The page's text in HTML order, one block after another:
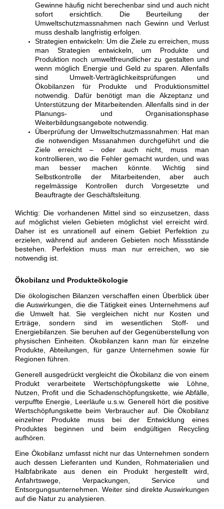
Gewinne häufig nicht berechenbar sind und auch nicht
sofort ersichtlich. Die Beurteilung der
Umweltschutzmassnahmen nach Gewinn und Verlust
muss deshalb langfristig erfolgen.
Strategien entwickeln: Um die Ziele zu erreichen, muss
man Strategien entwickeln, um Produkte und
Produktion noch umweltfreundlicher zu gestalten und
wenn möglich Energie und Geld zu sparen. Allenfalls
sind Umwelt-Verträglichkeitsprüfungen und
Ökobilanzen für Produkte und Produktionsmittel
notwendig. Dafür benötigt man die Akzeptanz und
Unterstützung der Mitarbeitenden. Allenfalls sind in der
Planungs- und Organisationsphase
Weiterbildungsangebote notwendig.
Überprüfung der Umweltschutzmassnahmen: Hat man
die notwendigen Mssanahmen durchgeführt und die
Ziele erreicht – oder auch nicht, muss man
kontrollieren, wo die Fehler gemacht wurden, und was
man besser machen könnte. Wichtig sind
Selbstkontrolle der Mitarbeitenden, aber auch
regelmässige Kontrollen durch Vorgesetzte und
Beauftragte der Geschäftsleitung.
Wichtig: Die vorhandenen Mittel sind so einzusetzen, dass
auf möglichst vielen Gebieten möglichst viel erreicht wird.
Daher ist es unrationell auf einem Gebiet Perfektion zu
erzielen, während auf anderen Gebieten noch Missstände
bestehen. Perfektion muss man nur erreichen, wo sie
notwendig ist.
Ökobilanz und Produkteökologie
Die ökologischen Bilanzen verschaffen einen Überblick über
die Auswirkungen, die die Tätigkeit eines Unternehmens auf
die Umwelt hat. Sie vergleichen nicht nur Kosten und
Erträge, sondern sind im wesentlichen Stoff- und
Energiebilanzen. Sie beruhen auf der Gegenüberstellung von
physischen Einheiten. Ökobilanzen kann man für einzelne
Produkte, Abteilungen, für ganze Unternehmen sowie für
Regionen führen.
Generell ausgedrückt vergleicht die Ökobilanz die von einem
Produkt verarbeitete Wertschöpfungskette wie Löhne,
Nutzen, Profit und die Schadenschöpfungskette, wie Abfälle,
verpuffte Energie, Leerläufe u.s.w. Generell hört die positive
Wertschöpfungskette beim Verbraucher auf. Die Ökobilanz
einzelner Produkte muss bei der Entwicklung eines
Produktes beginnen und beim endgültigen Recycling
aufhören.
Eine Ökobilanz umfasst nicht nur das Unternehmen sondern
auch dessen Lieferanten und Kunden, Rohmaterialien und
Halbfabrikate aus denen ein Produkt hergestellt wird,
Anfahrtswege, Verpackungen, Service und
Entsorgungsunternehmen. Weiter sind direkte Auswirkungen
auf die Natur zu analysieren.